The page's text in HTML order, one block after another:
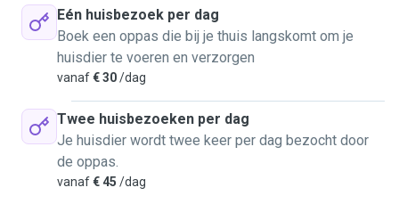
Eén huisbezoek per dag
Boek een oppas die bij je thuis langskomt om je
huisdier te voeren en verzorgen
vanaf€ 30/dag
Twee huisbezoeken per dag
Je huisdier wordt twee keer per dag bezocht door
de oppas.
vanaf€ 45 /dag